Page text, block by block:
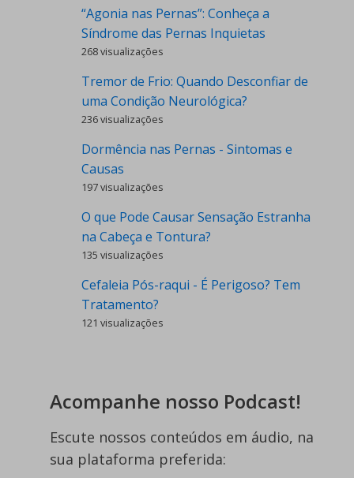
“Agonia nas Pernas”: Conheça a
Síndrome das Pernas Inquietas
268 visualizações
Tremor de Frio: Quando Desconfiar de
uma Condição Neurológica?
236 visualizações
Dormência nas Pernas - Sintomas e
Causas
197 visualizações
O que Pode Causar Sensação Estranha
na Cabeça e Tontura?
135 visualizações
Cefaleia Pós-raqui - É Perigoso? Tem
Tratamento?
121 visualizações
Acompanhe nosso Podcast!
Escute nossos conteúdos em áudio, na
sua plataforma preferida: